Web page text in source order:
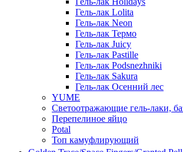
Гель-лак Lolita
Гель-лак Neon
Гель-лак Термо
Гель-лак Juicy
Гель-лак Pastille
Гель-лак Podsnezhniki
Гель-лак Sakura
Гель-лак Осенний лес
YUME
Светоотражающие гель-лаки,
Перепелиное яйцо
Potal
Топ камуфлирующий